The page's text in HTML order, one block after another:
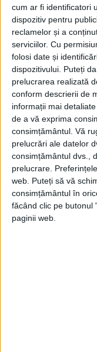
cum ar fi identificatori
dispozitiv pentru
reclamelor și a
serviciilor. Cu
folosi date și
dispozitivului. Puteți
prelucrarea realizată
conform descrierii de
informații mai
de a vă exprima
consimțământul. Vă
prelucrări ale datelor
consimțământul dvs.,
prelucrare.
web. Puteți să vă
consimțământul în
făcând clic pe butonul
paginii web.
ETICHETE: ASTEROID,
PUBLICAT IN
DISTRIBUIE ȘTIREA:
DACĂ VA PLAC
ȘI PE PAGINA NOASTRĂ
Istoria
la
Istoria
digitală